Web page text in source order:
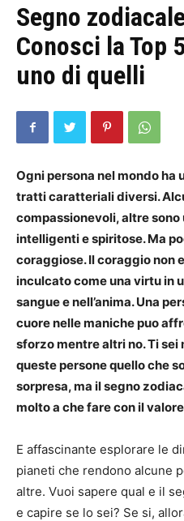
Segno
Conosci la Top
uno di quelli
Ogni persona nel mondo ha
tratti caratteriali diversi.
compassionevoli, altre
intelligenti e spiritose. Ma
coraggiose. Il coraggio non
inculcato come una virtu in
sangue e nell’anima. Una
cuore nelle maniche puo
sforzo mentre altri no. Ti sei
queste persone quello che
sorpresa, ma il segno
molto a che fare con il
E affascinante esplorare le
pianeti che rendono alcune
altre. Vuoi sapere qual e il
e capire se lo sei? Se si,